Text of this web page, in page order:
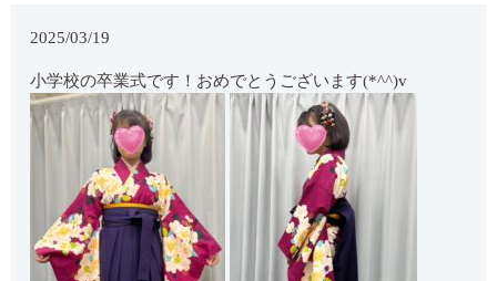
2025/03/19
小学校の卒業式です！おめでとうございます(*^^)v